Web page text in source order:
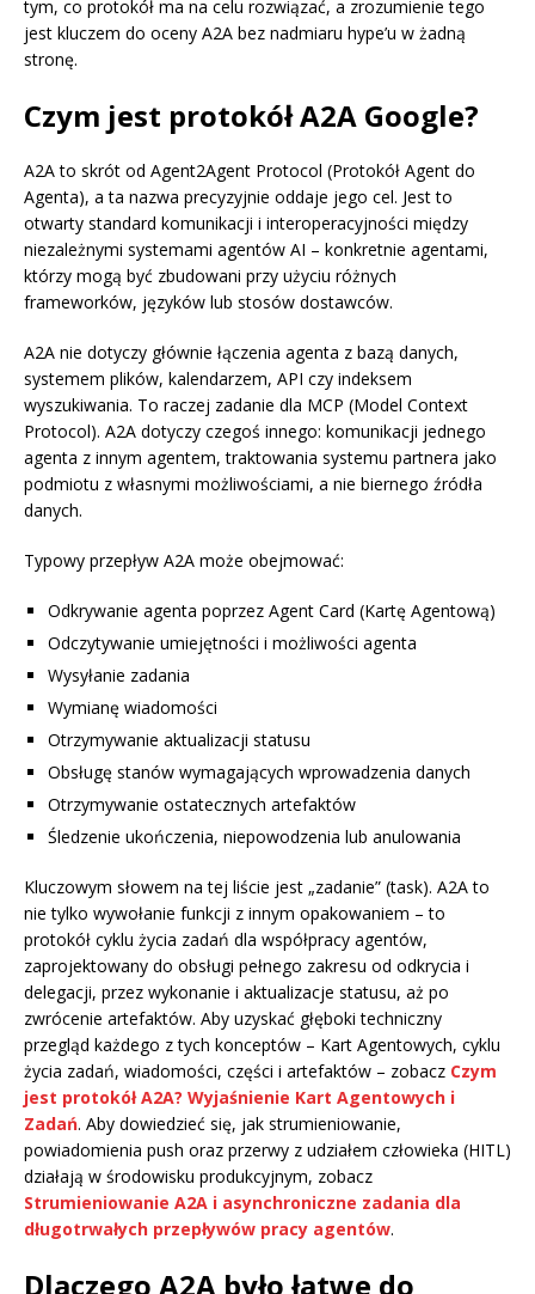
tym, co protokół ma na celu rozwiązać, a zrozumienie tego
jest kluczem do oceny A2A bez nadmiaru hype’u w żadną
stronę.
Czym jest protokół A2A Google?
A2A to skrót od Agent2Agent Protocol (Protokół Agent do
Agenta), a ta nazwa precyzyjnie oddaje jego cel. Jest to
otwarty standard komunikacji i interoperacyjności między
niezależnymi systemami agentów AI – konkretnie agentami,
którzy mogą być zbudowani przy użyciu różnych
frameworków, języków lub stosów dostawców.
A2A nie dotyczy głównie łączenia agenta z bazą danych,
systemem plików, kalendarzem, API czy indeksem
wyszukiwania. To raczej zadanie dla MCP (Model Context
Protocol). A2A dotyczy czegoś innego: komunikacji jednego
agenta z innym agentem, traktowania systemu partnera jako
podmiotu z własnymi możliwościami, a nie biernego źródła
danych.
Typowy przepływ A2A może obejmować:
Odkrywanie agenta poprzez Agent Card (Kartę Agentową)
Odczytywanie umiejętności i możliwości agenta
Wysyłanie zadania
Wymianę wiadomości
Otrzymywanie aktualizacji statusu
Obsługę stanów wymagających wprowadzenia danych
Otrzymywanie ostatecznych artefaktów
Śledzenie ukończenia, niepowodzenia lub anulowania
Kluczowym słowem na tej liście jest „zadanie” (task). A2A to
nie tylko wywołanie funkcji z innym opakowaniem – to
protokół cyklu życia zadań dla współpracy agentów,
zaprojektowany do obsługi pełnego zakresu od odkrycia i
delegacji, przez wykonanie i aktualizacje statusu, aż po
zwrócenie artefaktów. Aby uzyskać głęboki techniczny
przegląd każdego z tych konceptów – Kart Agentowych, cyklu
życia zadań, wiadomości, części i artefaktów – zobacz Czym
jest protokół A2A? Wyjaśnienie Kart Agentowych i
Zadań. Aby dowiedzieć się, jak strumieniowanie,
powiadomienia push oraz przerwy z udziałem człowieka (HITL)
działają w środowisku produkcyjnym, zobacz
Strumieniowanie A2A i asynchroniczne zadania dla
długotrwałych przepływów pracy agentów.
Dlaczego A2A było łatwe do